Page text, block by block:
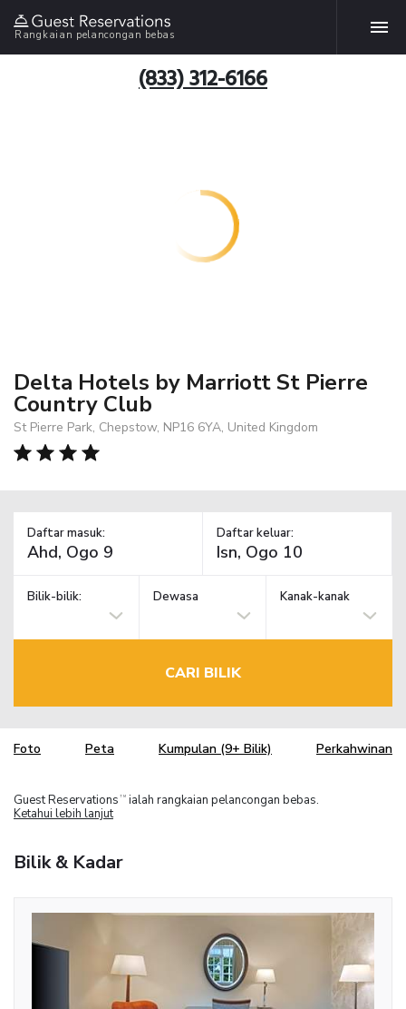
Rangkaian pelancongan bebas
(833) 312-6166
Delta Hotels by Marriott St Pierre
Country Club
St Pierre Park, Chepstow, NP16 6YA, United Kingdom
Daftar masuk: Daftar keluar:
Bilik-bilik: Dewasa Kanak-kanak
CARI BILIK
Foto Peta Kumpulan (9+ Bilik) Perkahwinan
Guest Reservations TM ialah rangkaian pelancongan bebas.
Ketahui lebih lanjut
Bilik & Kadar